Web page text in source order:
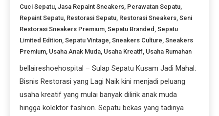
Cuci Sepatu,Jasa Repaint Sneakers, Perawatan Sepatu,
Repaint Sepatu, Restorasi Sepatu, Restorasi Sneakers,Seni
Restorasi Sneakers Premium,Sepatu Branded ,Sepatu
Limited Edition,Sepatu Vintage,Sneakers Culture,Sneakers
Premium, Usaha Anak Muda, Usaha Kreatif, Usaha Rumahan
bellaireshoehospital – Sulap Sepatu Kusam Jadi Mahal:
Bisnis Restorasi yang Lagi Naik kini menjadi peluang
usaha kreatif yang mulai banyak dilirik anak muda
hingga kolektor fashion. Sepatu bekas yang tadinya